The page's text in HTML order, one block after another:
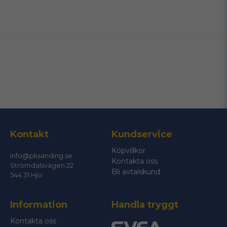
Ja, ni får publicera min fråga
Skicka fråga
Kontakt
info@pksanding.se
Strömdalsvägen 22
544 31 Hjo
Kundservice
Köpvillkor
Kontakta oss
Bli avtalskund
Information
Kontakta oss
Handla tryggt